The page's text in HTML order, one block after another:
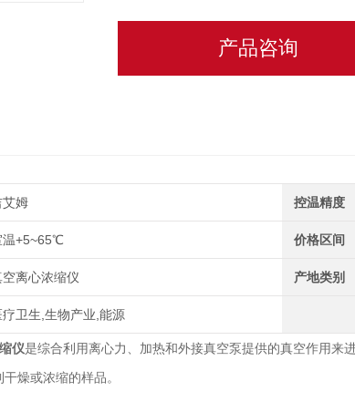
产品咨询
艾姆 控温精度
温+5~65℃ 价格区间
空离心浓缩仪 产地类别
疗卫生,生物产业,能源
仪是综合利用离心力、加热和外接真空泵提供的真空作用来
燥或浓缩的样品。